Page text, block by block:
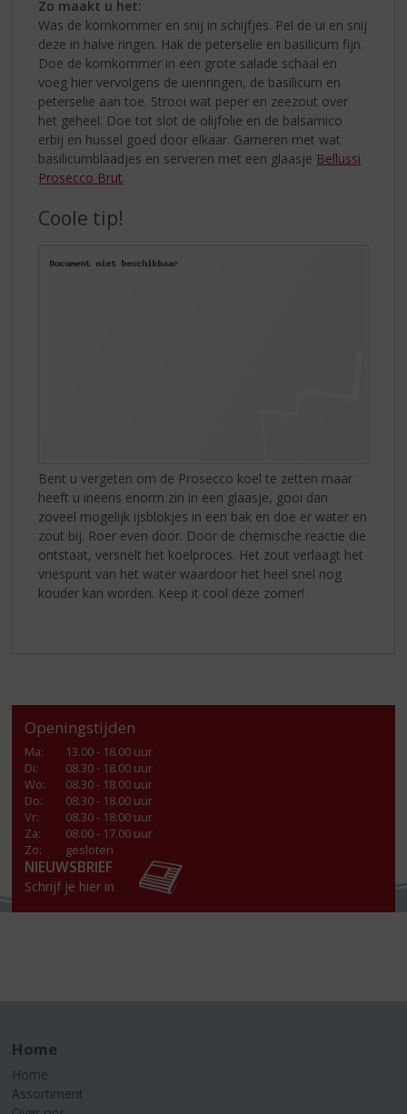
Zo maakt u het:
Was de komkommer en snij in schijfjes. Pel de ui en snij
deze in halve ringen. Hak de peterselie en basilicum fijn.
Doe de komkommer in een grote salade schaal en
voeg hier vervolgens de uienringen, de basilicum en
peterselie aan toe. Strooi wat peper en zeezout over
het geheel. Doe tot slot de olijfolie en de balsamico
erbij en hussel goed door elkaar. Garneren met wat
basilicumblaadjes en serveren met een glaasje Bellussi
Prosecco Brut.
Coole tip!
Bent u vergeten om de Prosecco koel te zetten maar
heeft u ineens enorm zin in een glaasje, gooi dan
zoveel mogelijk ijsblokjes in een bak en doe er water en
zout bij. Roer even door. Door de chemische reactie die
ontstaat, versnelt het koelproces. Het zout verlaagt het
vriespunt van het water waardoor het heel snel nog
kouder kan worden. Keep it cool deze zomer!
Openingstijden
Ma:
13.00 - 18.00 uur
Di:
08.30 - 18.00 uur
Wo:
08.30 - 18.00 uur
Do:
08.30 - 18.00 uur
Vr:
08.30 - 18:00 uur
Za:
08.00 - 17.00 uur
Zo:
gesloten
NIEUWSBRIEF
Schrijf je hier in
Home
Home
Assortiment